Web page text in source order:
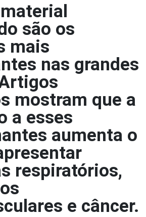
são os
mais
nas grandes
mostram que a
a esses
aumenta o
respiratórios,
e câncer.